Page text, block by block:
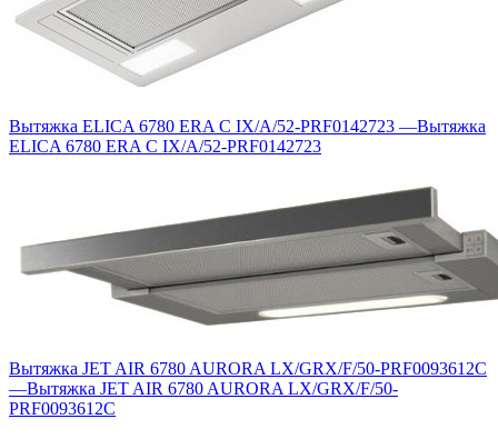
Вытяжка ELICA 6780 ERA C IX/A/52-PRF0142723 —Вытяжка
ELICA 6780 ERA C IX/A/52-PRF0142723
Вытяжка JET AIR 6780 AURORA LX/GRX/F/50-PRF0093612C
—Вытяжка JET AIR 6780 AURORA LX/GRX/F/50-
PRF0093612C